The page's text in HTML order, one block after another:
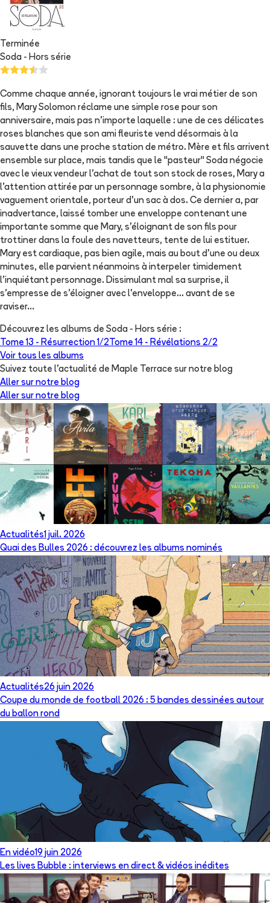
Terminée
Soda - Hors série
Comme chaque année, ignorant toujours le vrai métier de son
fils, Mary Solomon réclame une simple rose pour son
anniversaire, mais pas n'importe laquelle : une de ces délicates
roses blanches que son ami fleuriste vend désormais à la
sauvette dans une proche station de métro. Mère et fils arrivent
ensemble sur place, mais tandis que le "pasteur" Soda négocie
avec le vieux vendeur l'achat de tout son stock de roses, Mary a
l'attention attirée par un personnage sombre, à la physionomie
vaguement orientale, porteur d'un sac à dos. Ce dernier a, par
inadvertance, laissé tomber une enveloppe contenant une
importante somme que Mary, s'éloignant de son fils pour
trottiner dans la foule des navetteurs, tente de lui estituer.
Mary est cardiaque, pas bien agile, mais au bout d'une ou deux
minutes, elle parvient néanmoins à interpeler timidement
l'inquiétant personnage. Dissimulant mal sa surprise, il
s'empresse de s'éloigner avec l'enveloppe... avant de se
raviser...
Découvrez les albums de Soda - Hors série :
Tome 13 - Résurrection 1/2 Tome 14 - Révélations 2/2
Voir tous les albums
Suivez toute l'actualité de Maple Terrace sur notre blog
Aller sur notre blog
Aller sur notre blog
Actualités1 juil. 2026
Quai des Bulles 2026 : découvrez les albums nominés
Actualités26 juin 2026
Coupe du monde de football 2026 : 5 bandes dessinées autour
du ballon rond
En vidéo19 juin 2026
Les lives Bubble : interviews en direct & vidéos inédites